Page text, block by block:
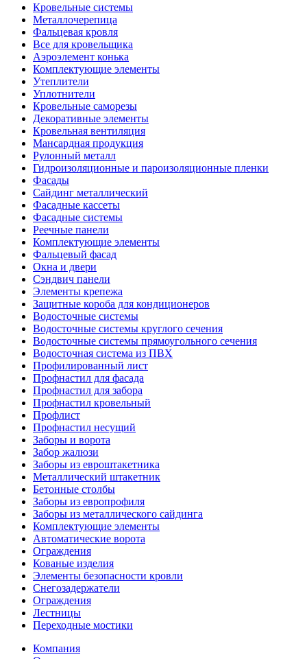
Кровельные системы
Металлочерепица
Фальцевая кровля
Все для кровельщика
Аэроэлемент конька
Комплектующие элементы
Утеплители
Уплотнители
Кровельные саморезы
Декоративные элементы
Кровельная вентиляция
Мансардная продукция
Рулонный металл
Гидроизоляционные и пароизоляционные пленки
Фасады
Сайдинг металлический
Фасадные кассеты
Фасадные системы
Реечные панели
Комплектующие элементы
Фальцевый фасад
Окна и двери
Сэндвич панели
Элементы крепежа
Защитные короба для кондиционеров
Водосточные системы
Водосточные системы круглого сечения
Водосточные системы прямоугольного сечения
Водосточная система из ПВХ
Профилированный лист
Профнастил для фасада
Профнастил для забора
Профнастил кровельный
Профлист
Профнастил несущий
Заборы и ворота
Забор жалюзи
Заборы из евроштакетника
Металлический штакетник
Бетонные столбы
Заборы из европрофиля
Заборы из металлического сайдинга
Комплектующие элементы
Автоматические ворота
Ограждения
Кованые изделия
Элементы безопасности кровли
Снегозадержатели
Ограждения
Лестницы
Переходные мостики
Компания